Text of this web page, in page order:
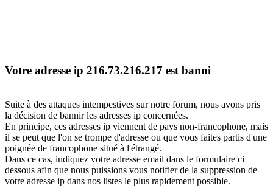
Votre adresse ip 216.73.216.217 est banni
Suite à des attaques intempestives sur notre forum, nous avons pris
la décision de bannir les adresses ip concernées.
En principe, ces adresses ip viennent de pays non-francophone, mais
il se peut que l'on se trompe d'adresse ou que vous faites partis d'une
poignée de francophone situé à l'étrangé.
Dans ce cas, indiquez votre adresse email dans le formulaire ci
dessous afin que nous puissions vous notifier de la suppression de
votre adresse ip dans nos listes le plus rapidement possible.